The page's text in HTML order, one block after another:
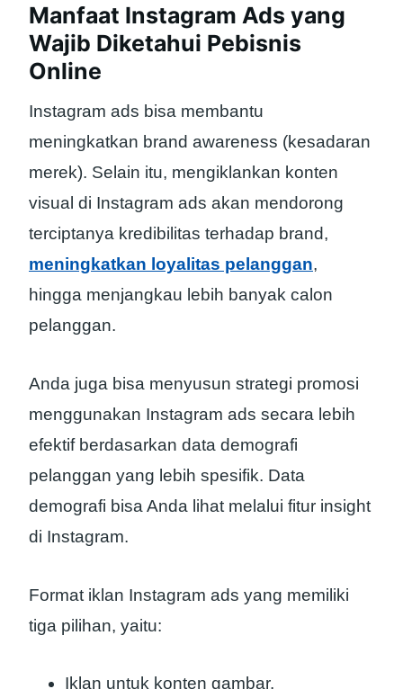
Manfaat Instagram Ads yang
Wajib Diketahui Pebisnis
Online
Instagram ads bisa membantu
meningkatkan brand awareness (kesadaran
merek). Selain itu, mengiklankan konten
visual di Instagram ads akan mendorong
terciptanya kredibilitas terhadap brand,
meningkatkan loyalitas pelanggan,
hingga menjangkau lebih banyak calon
pelanggan.
Anda juga bisa menyusun strategi promosi
menggunakan Instagram ads secara lebih
efektif berdasarkan data demografi
pelanggan yang lebih spesifik. Data
demografi bisa Anda lihat melalui fitur insight
di Instagram.
Format iklan Instagram ads yang memiliki
tiga pilihan, yaitu:
Iklan untuk konten gambar.